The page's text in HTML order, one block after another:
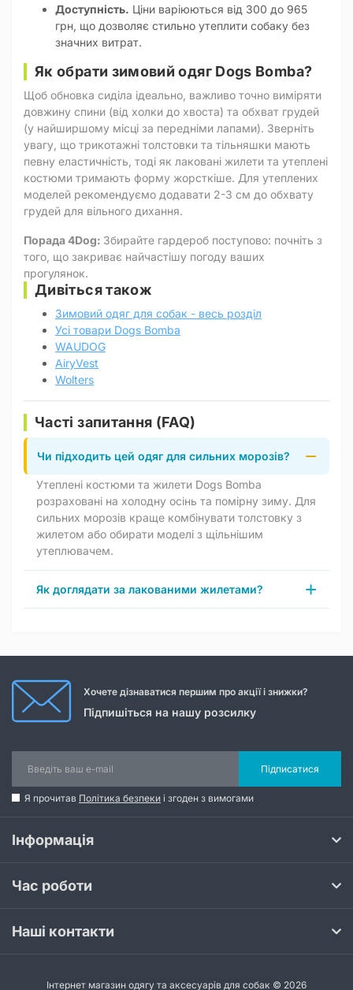
Доступність. Ціни варіюються від 300 до 965
грн, що дозволяє стильно утеплити собаку без
значних витрат.
Як обрати зимовий одяг Dogs Bomba?
Щоб обновка сиділа ідеально, важливо точно виміряти
довжину спини (від холки до хвоста) та обхват грудей
(у найширшому місці за передніми лапами). Зверніть
увагу, що трикотажні толстовки та тільняшки мають
певну еластичність, тоді як лаковані жилети та утеплені
костюми тримають форму жорсткіше. Для утеплених
моделей рекомендуємо додавати 2-3 см до обхвату
грудей для вільного дихання.
Порада 4Dog: Збирайте гардероб поступово: почніть з
того, що закриває найчастішу погоду ваших
прогулянок.
Дивіться також
Зимовий одяг для собак - весь розділ
Усі товари Dogs Bomba
WAUDOG
AiryVest
Wolters
Часті запитання (FAQ)
Чи підходить цей одяг для сильних морозів?
Утеплені костюми та жилети Dogs Bomba
розраховані на холодну осінь та помірну зиму. Для
сильних морозів краще комбінувати толстовку з
жилетом або обирати моделі з щільнішим
утеплювачем.
Як доглядати за лакованими жилетами?
Хочете дізнаватися першим про акції і знижки?
Підпишіться на нашу розсилку
Підписатися
Я прочитав Політика безпеки і згоден з вимогами
Інформація
Час роботи
Наші контакти
Інтернет магазин одягу та аксесуарів для собак © 2026